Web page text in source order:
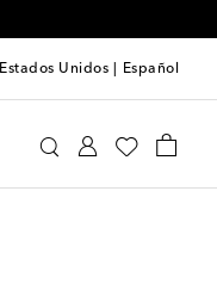
Estados Unidos Español